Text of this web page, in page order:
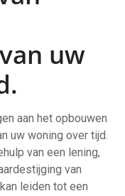
uw
aan het opbouwen
uw woning over tijd.
van een lening,
van
leiden tot een